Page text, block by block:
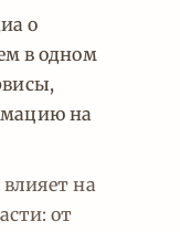
о
в одном
на
на
от